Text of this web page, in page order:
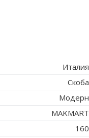
Италия
Скоба
Модерн
MAKMART
160